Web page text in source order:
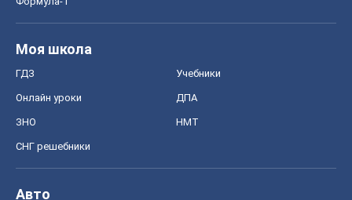
Моя школа
ГДЗ Учебники
Онлайн уроки ДПА
ЗНО НМТ
СНГ решебники
Авто